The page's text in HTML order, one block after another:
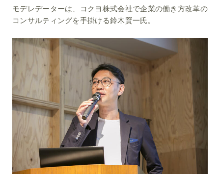
モデレデーターは、コクヨ株式会社で企業の働き方改革の
コンサルティングを手掛ける鈴木賢一氏。